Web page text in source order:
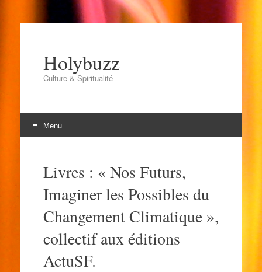
Holybuzz
Culture & Spiritualité
Menu
contenuLivres : « Nos Futurs,
Imaginer les Possibles du
Changement Climatique »,
collectif aux éditions
ActuSF.